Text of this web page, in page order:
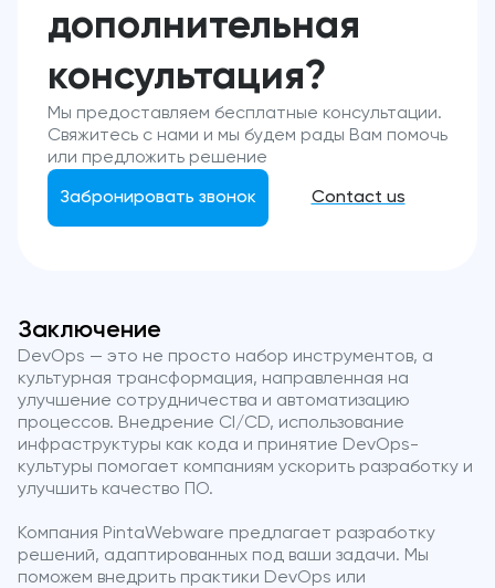
дополнительная
консультация?
Мы предоставляем бесплатные консультации.
Свяжитесь с нами и мы будем рады Вам помочь
или предложить решение
Забронировать звонок Contact us
Заключение
DevOps — это не просто набор инструментов, а
культурная трансформация, направленная на
улучшение сотрудничества и автоматизацию
процессов. Внедрение CI/CD, использование
инфраструктуры как кода и принятие DevOps-
культуры помогает компаниям ускорить разработку и
улучшить качество ПО.
Компания PintaWebware предлагает разработку
решений, адаптированных под ваши задачи. Мы
поможем внедрить практики DevOps или